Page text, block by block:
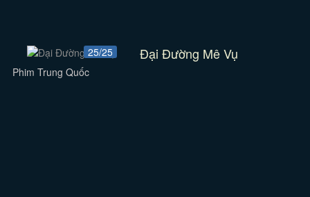
25/25 Đại Đường Mê Vụ
Phim Trung Quốc